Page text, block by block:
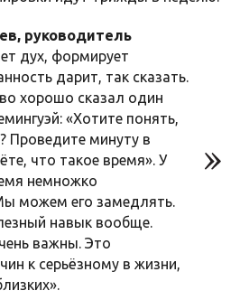
руководитель
дух, формирует
дарит, так сказать.
хорошо сказал один
«Хотите понять,
Проведите минуту в
что такое время». У
немножко
можем его замедлять.
навык вообще.
важны. Это
к серьёзному в жизни,